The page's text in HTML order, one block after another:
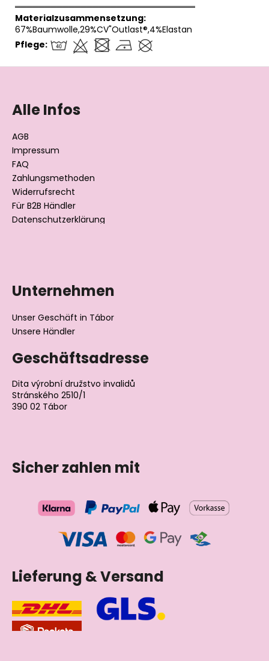
══════════════════════════════
Materialzusammensetzung:
67%Baumwolle,29%CV"Outlast®,4%Elastan
Pflege:
Alle Infos
AGB
Impressum
FAQ
Zahlungsmethoden
Widerrufsrecht
Für B2B Händler
Datenschutzerklärung
Unternehmen
Unser Geschäft in Tábor
Unsere Händler
Geschäftsadresse
Dita výrobní družstvo invalidů
Stránského 2510/1
390 02 Tábor
Sicher zahlen mit
Lieferung & Versand